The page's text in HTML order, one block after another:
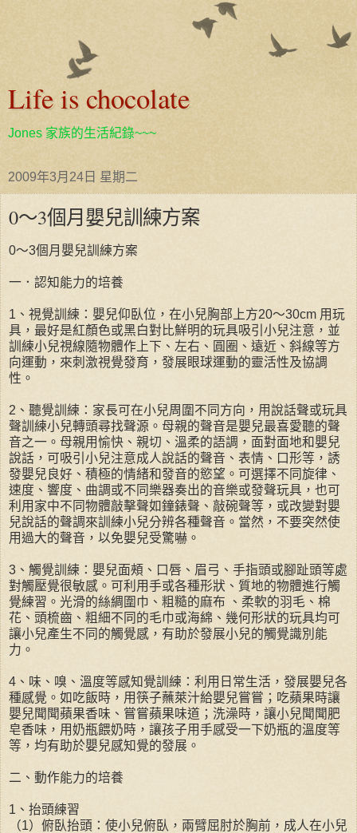
Life is chocolate
Jones 家族的生活紀錄~~~
2009年3月24日 星期二
0～3個月嬰兒訓練方案
0～3個月嬰兒訓練方案
一．認知能力的培養
1、視覺訓練：嬰兒仰臥位，在小兒胸部上方20～30cm 用玩
具，最好是紅顏色或黑白對比鮮明的玩具吸引小兒注意，並
訓練小兒視線隨物體作上下、左右、圓圈、遠近、斜線等方
向運動，來刺激視覺發育，發展眼球運動的靈活性及協調
性。
2、聽覺訓練：家長可在小兒周圍不同方向，用說話聲或玩具
聲訓練小兒轉頭尋找聲源。母親的聲音是嬰兒最喜愛聽的聲
音之一。母親用愉快、親切、溫柔的語調，面對面地和嬰兒
說話，可吸引小兒注意成人說話的聲音、表情、口形等，誘
發嬰兒良好、積極的情緒和發音的慾望。可選擇不同旋律、
速度、響度、曲調或不同樂器奏出的音樂或發聲玩具，也可
利用家中不同物體敲擊聲如鐘錶聲、敲碗聲等，或改變對嬰
兒說話的聲調來訓練小兒分辨各種聲音。當然，不要突然使
用過大的聲音，以免嬰兒受驚嚇。
3、觸覺訓練：嬰兒面頰、口唇、眉弓、手指頭或腳趾頭等處
對觸壓覺很敏感。可利用手或各種形狀、質地的物體進行觸
覺練習。光滑的絲綢圍巾、粗糙的麻布 、柔軟的羽毛、棉
花、頭梳齒、粗細不同的毛巾或海綿、幾何形狀的玩具均可
讓小兒產生不同的觸覺感，有助於發展小兒的觸覺識別能
力。
4、味、嗅、溫度等感知覺訓練：利用日常生活，發展嬰兒各
種感覺。如吃飯時，用筷子蘸萊汁給嬰兒嘗嘗；吃蘋果時讓
嬰兒聞聞蘋果香味、嘗嘗蘋果味道；洗澡時，讓小兒聞聞肥
皂香味，用奶瓶餵奶時，讓孩子用手感受一下奶瓶的溫度等
等，均有助於嬰兒感知覺的發展。
二、動作能力的培養
1、抬頭練習
（1）俯臥抬頭：使小兒俯臥，兩臂屈肘於胸前，成人在小兒